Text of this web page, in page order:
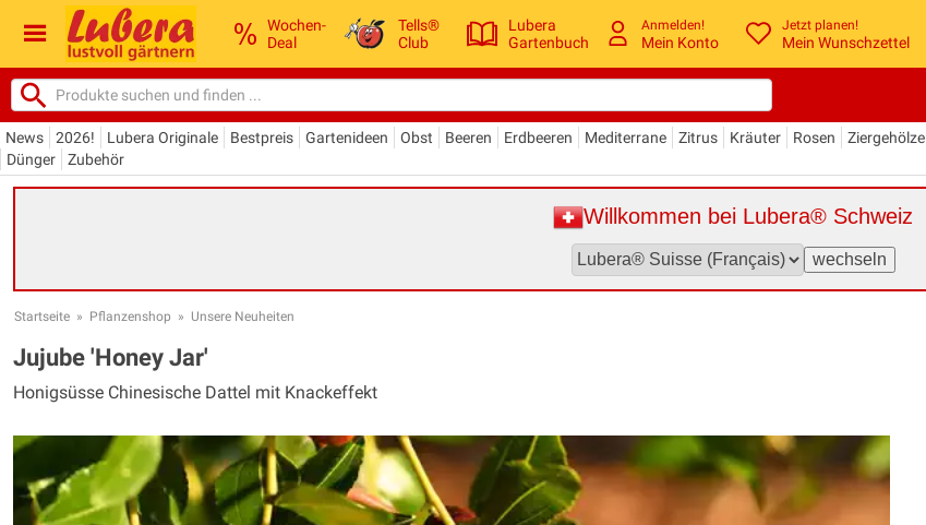
Wochen-
Deal
Tells®
Club
Lubera
Gartenbuch
Anmelden!
Mein Konto
Jetzt planen!
Mein Wunschzettel
News 2026! Lubera Originale Bestpreis Gartenideen Obst Beeren Erdbeeren Mediterrane Zitrus Kräuter Rosen Ziergehölze
Dünger
Zubehör
Willkommen bei Lubera® Schweiz
Startseite » Pflanzenshop » Unsere Neuheiten
Jujube 'Honey Jar'
Honigsüsse Chinesische Dattel mit Knackeffekt